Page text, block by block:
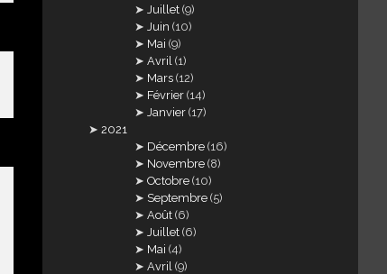
Juillet (9)
Juin (10)
Mai (9)
Avril (1)
Mars (12)
Février (14)
Janvier (17)
2021
Décembre (16)
Novembre (8)
Octobre (10)
Septembre (5)
Août (6)
Juillet (6)
Mai (4)
Avril (9)